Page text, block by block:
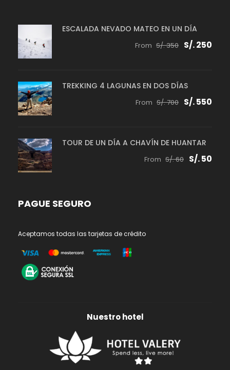
ESCALADA NEVADO MATEO EN UN DÍA
From S/. 350 S/. 250
TREKKING 4 LAGUNAS EN DOS DÍAS
From S/. 700 S/. 550
TOUR DE UN DÍA A CHAVÍN DE HUANTAR
From S/. 60 S/. 50
PAGUE SEGURO
Aceptamos todas las tarjetas de crédito
Nuestro hotel